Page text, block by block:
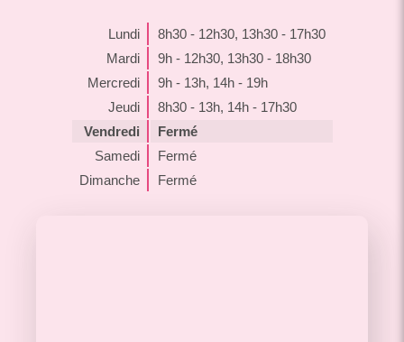
Lundi 8h30 - 12h30, 13h30 - 17h30
Mardi
9h - 12h30, 13h30 - 18h30
Mercredi
9h - 13h, 14h - 19h
Jeudi
8h30 - 13h, 14h - 17h30
Vendredi
Fermé
Samedi
Fermé
Dimanche
Fermé